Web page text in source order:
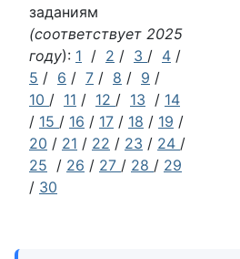
заданиям
(соответствует 2025
году): 1 / 2 / 3 / 4 /
5 / 6 / 7 / 8 / 9 /
10 / 11 / 12 / 13 / 14
/ 15 / 16 / 17 / 18 / 19 /
20 / 21 / 22 / 23 / 24 /
25 / 26 / 27 / 28 / 29
/ 30